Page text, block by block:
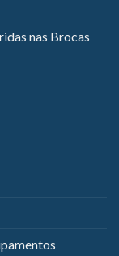
nas Brocas